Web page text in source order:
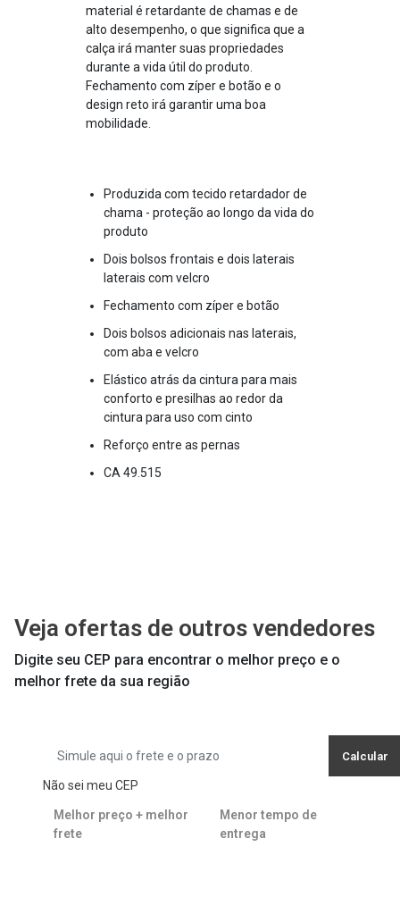
material é retardante de chamas e de
alto desempenho, o que significa que a
calça irá manter suas propriedades
durante a vida útil do produto.
Fechamento com zíper e botão e o
design reto irá garantir uma boa
mobilidade.
Produzida com tecido retardador de
chama - proteção ao longo da vida do
produto
Dois bolsos frontais e dois laterais
laterais com velcro
Fechamento com zíper e botão
Dois bolsos adicionais nas laterais,
com aba e velcro
Elástico atrás da cintura para mais
conforto e presilhas ao redor da
cintura para uso com cinto
Reforço entre as pernas
CA 49.515
Veja ofertas de outros vendedores
Digite seu CEP para encontrar o melhor preço e o
melhor frete da sua região
Calcular
Não sei meu CEP
Melhor preço + melhor
frete
Menor tempo de
entrega